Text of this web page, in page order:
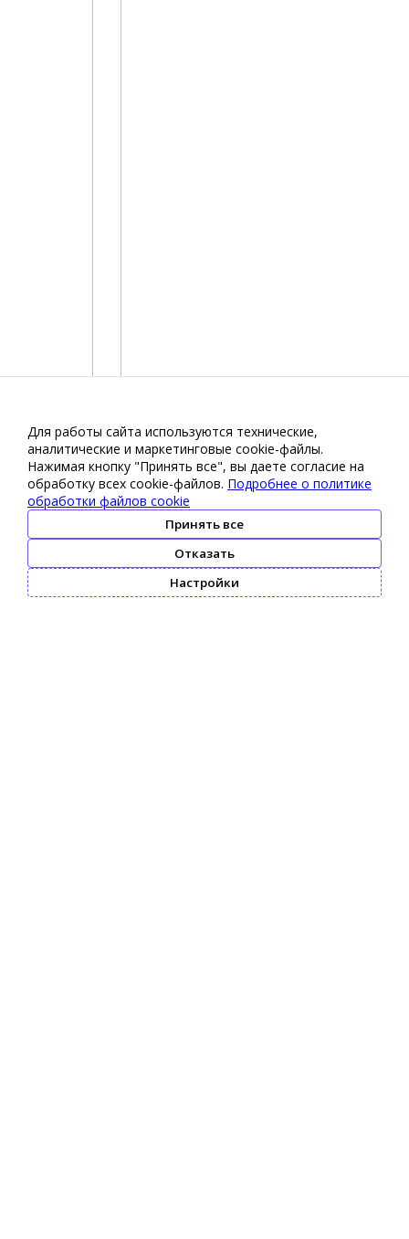
Для работы сайта используются технические,
аналитические и маркетинговые сооkіе-файлы.
Нажимая кнопку "Принять все", вы даете согласие на
обработку всех cookie-файлов. Подробнее о политике
обработки файлов cookie
Принять все
Отказать
Настройки